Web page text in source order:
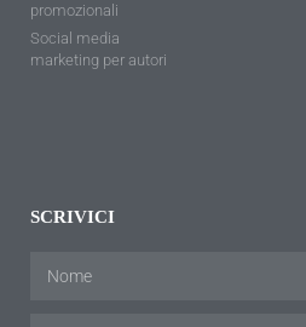
promozionali
Social media
marketing per autori
SCRIVICI